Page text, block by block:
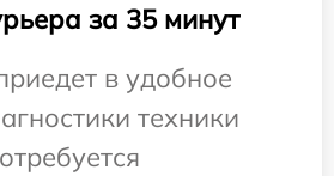
за 35 минут
в удобное
техники